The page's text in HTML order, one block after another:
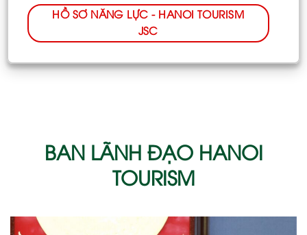
HỒ SƠ NĂNG LỰC - HANOI TOURISM
JSC
BAN LÃNH ĐẠO HANOI
TOURISM